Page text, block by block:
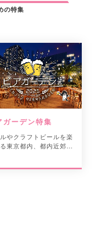
の特集
ガーデン特集
やクラフトビールを楽
東京都内、都内近郊の